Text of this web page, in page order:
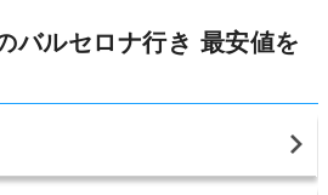
バルセロナ行き 最安値を